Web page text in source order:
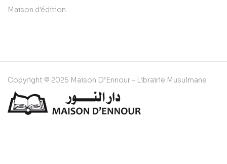
Maison d'édition
Copyright © 2025 Maison D’Ennour – Librairie Musulmane